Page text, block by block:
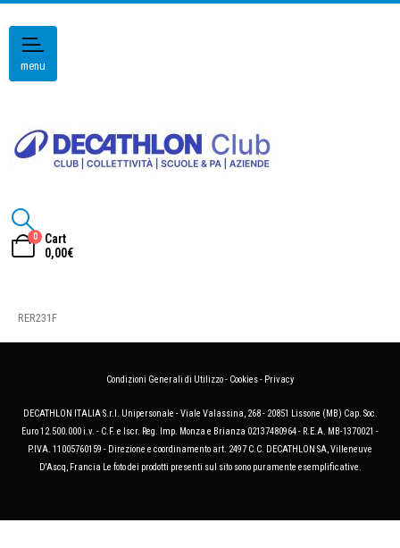
menu
0
Cart
0,00€
RER231F
Condizioni Generali di Utilizzo- Cookies- Privacy
DECATHLON ITALIA S.r.l. Unipersonale - Viale Valassina, 268 - 20851 Lissone (MB) Cap. Soc.
Euro 12.500.000 i.v. - C.F. e Iscr. Reg. Imp. Monza e Brianza 02137480964 - R.E.A. MB-1370021 -
P.IVA. 11005760159 - Direzione e coordinamento art. 2497 C.C. DECATHLON SA, Villeneuve
D'Ascq, Francia Le foto dei prodotti presenti sul sito sono puramente esemplificative.